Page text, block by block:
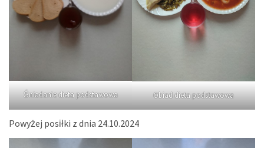
Śniadanie dieta podstawowa Obiad dieta podstawowa
Powyżej posiłki z dnia 24.10.2024